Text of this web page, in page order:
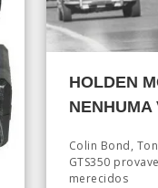
HOLDEN
NENHUMA
Colin Bond,
GTS350
merecidos